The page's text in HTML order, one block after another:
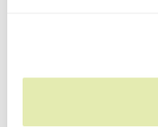
Article on the